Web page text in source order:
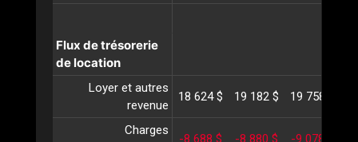
Flux de trésorerie
de location
Loyer et autres
revenue
18 624 $ 19 182 $ 19 758 $
Charges